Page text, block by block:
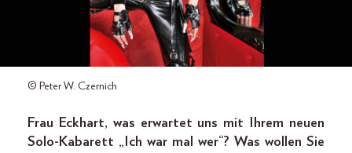
© Peter W. Czernich
Frau Eckhart, was erwartet uns mit Ihrem neuen
Solo-Kabarett „Ich war mal wer“? Was wollen Sie